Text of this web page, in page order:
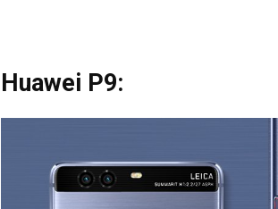
Huawei P9: